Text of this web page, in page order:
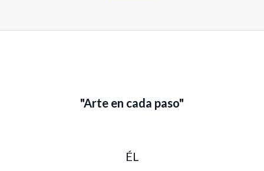
m
"Arte en cada paso"
ÉL